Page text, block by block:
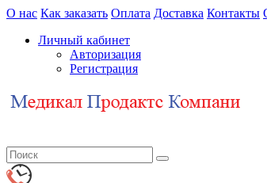
О нас Как заказать Оплата Доставка Контакты
Личный кабинет
Авторизация
Регистрация